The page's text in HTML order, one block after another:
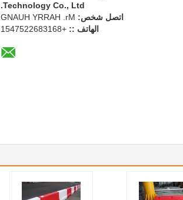
Technology Co., Ltd.
اتصل شخص: Mr. HARRY HUANG
الهاتف :: +8613862257451